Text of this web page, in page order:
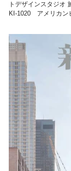
トデザインスタジオ
KI-1020 アメリカン